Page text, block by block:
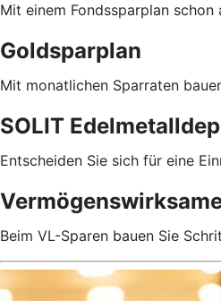
Mit einem Fondssparplan
Goldsparplan
Mit monatlichen Sparraten
SOLIT
Entscheiden Sie sich für eine
Beim VL-Sparen bauen Sie